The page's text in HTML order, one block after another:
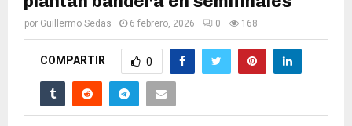
por Guillermo Sedas 6 febrero, 2026 0 168
COMPARTIR 0